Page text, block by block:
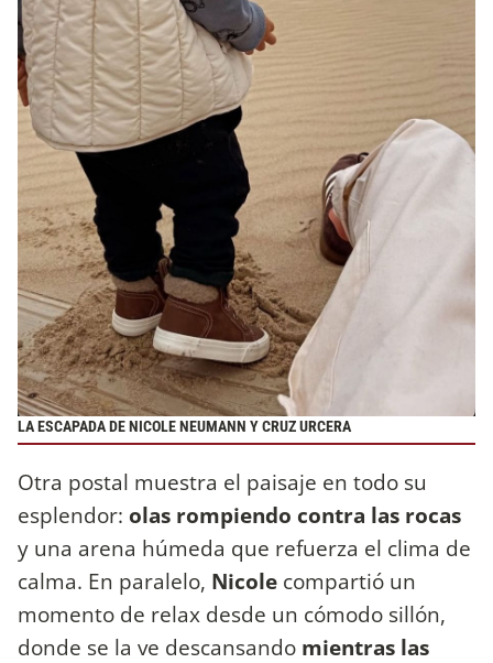
LA ESCAPADA DE NICOLE NEUMANN Y CRUZ URCERA
Otra postal muestra el paisaje en todo su
esplendor: olas rompiendo contra las rocas
y una arena húmeda que refuerza el clima de
calma. En paralelo, Nicole compartió un
momento de relax desde un cómodo sillón,
donde se la ve descansando mientras las